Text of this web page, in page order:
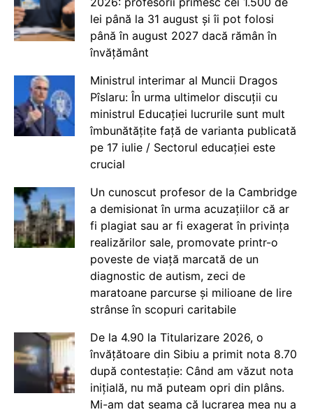
lei până la 31 august și îi pot folosi
până în august 2027 dacă rămân în
învățământ
Ministrul interimar al Muncii Dragos
Pîslaru: În urma ultimelor discuții cu
ministrul Educației lucrurile sunt mult
îmbunătățite față de varianta publicată
pe 17 iulie / Sectorul educației este
crucial
Un cunoscut profesor de la Cambridge
a demisionat în urma acuzațiilor că ar
fi plagiat sau ar fi exagerat în privința
realizărilor sale, promovate printr-o
poveste de viață marcată de un
diagnostic de autism, zeci de
maratoane parcurse și milioane de lire
strânse în scopuri caritabile
De la 4.90 la Titularizare 2026, o
învățătoare din Sibiu a primit nota 8.70
după contestație: Când am văzut nota
inițială, nu mă puteam opri din plâns.
Mi-am dat seama că lucrarea mea nu a